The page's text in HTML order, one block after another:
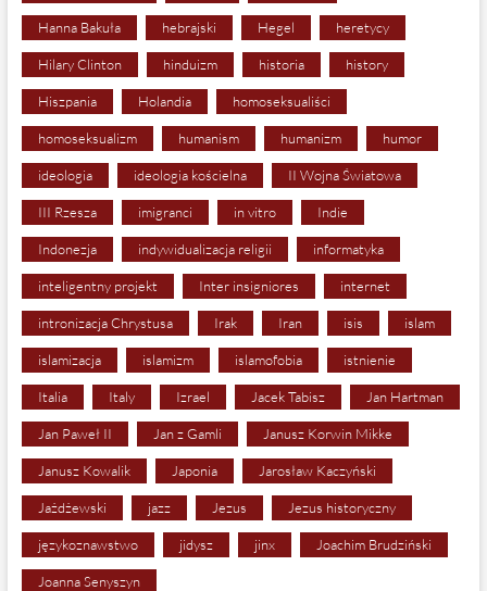
Hanna Bakuła hebrajski Hegel heretycy
Hilary Clinton hinduizm historia history
Hiszpania Holandia homoseksualiści
homoseksualizm humanism humanizm humor
ideologia ideologia kościelna II Wojna Światowa
III Rzesza imigranci in vitro Indie
Indonezja indywidualizacja religii informatyka
inteligentny projekt Inter insigniores internet
intronizacja Chrystusa Irak Iran isis islam
islamizacja islamizm islamofobia istnienie
Italia Italy Izrael Jacek Tabisz Jan Hartman
Jan Paweł II Jan z Gamli Janusz Korwin Mikke
Janusz Kowalik Japonia Jarosław Kaczyński
Jażdżewski jazz Jezus Jezus historyczny
językoznawstwo jidysz jinx Joachim Brudziński
Joanna Senyszyn